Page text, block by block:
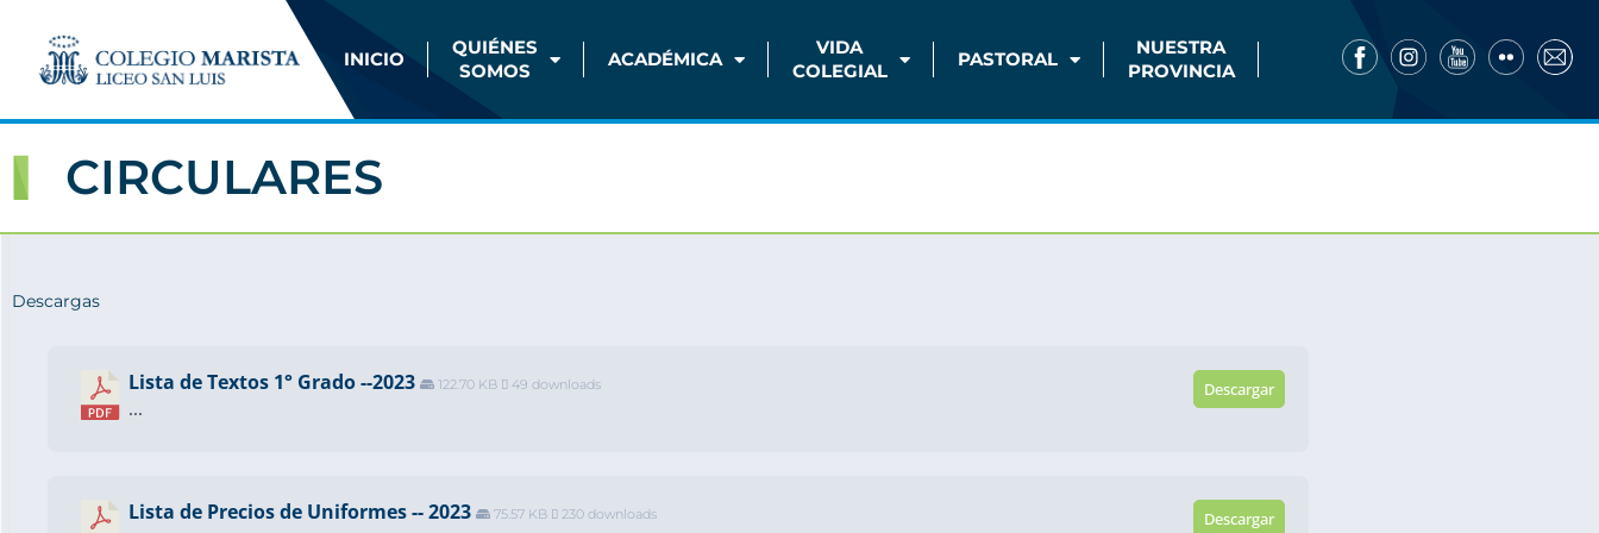
INICIO
QUIÉNES
SOMOS
ACADÉMICA
VIDA
COLEGIAL
PASTORAL
NUESTRA
PROVINCIA
CIRCULARES
Descargas
Lista de Textos 1° Grado --2023 122.70 KB 49 downloads
...
Descargar
Lista de Precios de Uniformes -- 2023 75.57 KB 230 downloads Descargar